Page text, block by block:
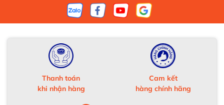
Thanh toán
khi nhận hàng
Cam kết
hàng chính hãng